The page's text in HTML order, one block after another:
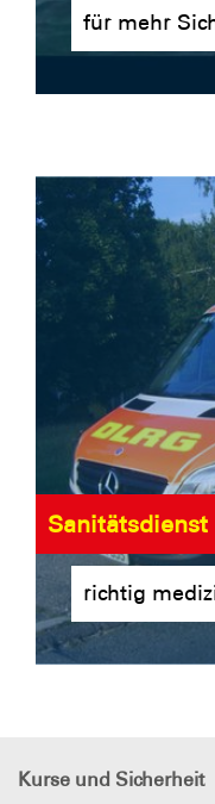
für mehr
Sanitätsdienst
richtig
Kurse und Sicherheit